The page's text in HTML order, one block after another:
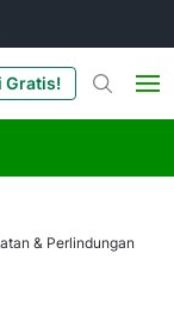
Gratis!
& Perlindungan